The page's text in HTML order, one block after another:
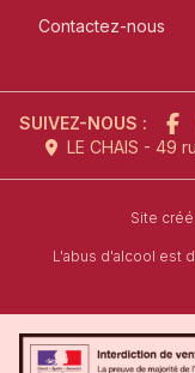
Contactez-nous
SUIVEZ-NOUS :
LE CHAIS - 49
Site
L'abus d'alcool est